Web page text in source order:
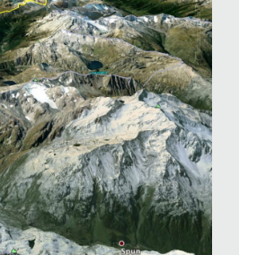
dalle politiche economiche del
messo a punto da Google ha fatto
che, senza Internet, sarebbero stati
mappe territoriali da un canto, e le
dall’altro. Affiancando Google Earth e
ha creato le condizioni per rendere
con criteri geografici e la geografia
informazionali, a tal segno che, oggi, ogni
fornita da Google è georeferenziata,
ad un luogo del nostro pianeta – e